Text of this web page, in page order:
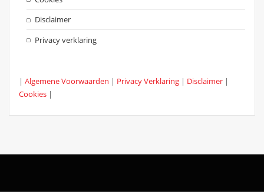
Disclaimer
Privacy verklaring
|Algemene Voorwaarden | Privacy Verklaring | Disclaimer |
Cookies |